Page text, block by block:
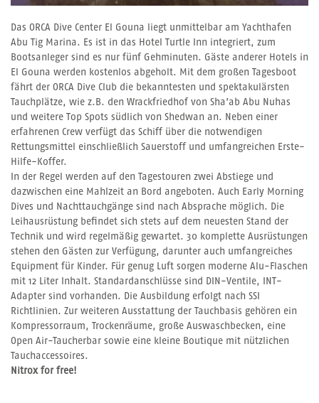
Das ORCA Dive Center El Gouna liegt unmittelbar am Yachthafen
Abu Tig Marina. Es ist in das Hotel Turtle Inn integriert, zum
Bootsanleger sind es nur fünf Gehminuten. Gäste anderer Hotels in
El Gouna werden kostenlos abgeholt. Mit dem großen Tagesboot
fährt der ORCA Dive Club die bekanntesten und spektakulärsten
Tauchplätze, wie z.B. den Wrackfriedhof von Sha’ab Abu Nuhas
und weitere Top Spots südlich von Shedwan an. Neben einer
erfahrenen Crew verfügt das Schiff über die notwendigen
Rettungsmittel einschließlich Sauerstoff und umfangreichen Erste-
Hilfe-Koffer.
In der Regel werden auf den Tagestouren zwei Abstiege und
dazwischen eine Mahlzeit an Bord angeboten. Auch Early Morning
Dives und Nachttauchgänge sind nach Absprache möglich. Die
Leihausrüstung befindet sich stets auf dem neuesten Stand der
Technik und wird regelmäßig gewartet. 30 komplette Ausrüstungen
stehen den Gästen zur Verfügung, darunter auch umfangreiches
Equipment für Kinder. Für genug Luft sorgen moderne Alu-Flaschen
mit 12 Liter Inhalt. Standardanschlüsse sind DIN-Ventile, INT-
Adapter sind vorhanden. Die Ausbildung erfolgt nach SSI
Richtlinien. Zur weiteren Ausstattung der Tauchbasis gehören ein
Kompressorraum, Trockenräume, große Auswaschbecken, eine
Open Air-Taucherbar sowie eine kleine Boutique mit nützlichen
Tauchaccessoires.
Nitrox for free!